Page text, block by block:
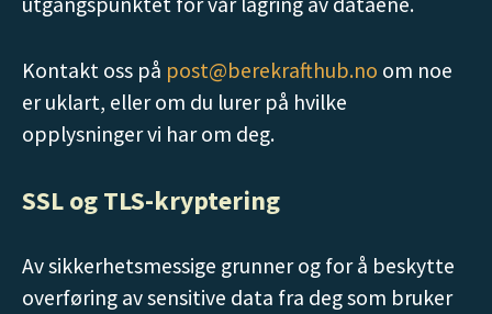
Kontakt oss på post@berekrafthub.no om noe
er uklart, eller om du lurer på hvilke
opplysninger vi har om deg.
SSL og TLS-kryptering
Av sikkerhetsmessige grunner og for å beskytte
overføring av sensitive data fra deg som bruker